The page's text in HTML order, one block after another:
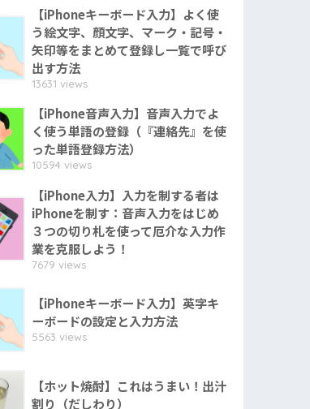
【iPhoneキーボード入力】よく使
う絵文字、顔文字、マーク・記号・
矢印等をまとめて登録し一覧で呼び
出す方法
13631 views
【iPhone音声入力】音声入力でよ
く使う単語の登録（『連絡先』を使
った単語登録方法）
10594 views
【iPhone入力】入力を制する者は
iPhoneを制す：音声入力をはじめ
３つの切り札を使って厄介な入力作
業を克服しよう！
7679 views
【iPhoneキーボード入力】英字キ
ーボードの設定と入力方法
5563 views
【ホット焼酎】これはうまい！出汁
割り（だしわり）